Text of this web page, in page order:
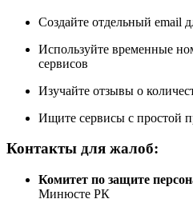
Создайте отдельный email
Используйте временные
сервисов
Изучайте отзывы о
Ищите сервисы с простой
Контакты для жалоб:
Комитет по защите
Минюсте РК